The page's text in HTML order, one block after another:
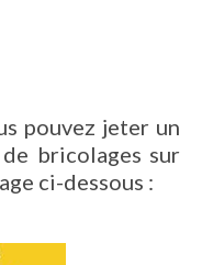
pouvez jeter un
bricolages sur
ci-dessous :